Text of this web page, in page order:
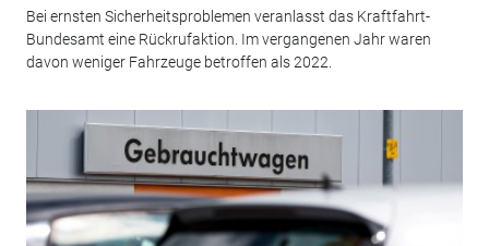
Bei ernsten Sicherheitsproblemen veranlasst das Kraftfahrt-
Bundesamt eine Rückrufaktion. Im vergangenen Jahr waren
davon weniger Fahrzeuge betroffen als 2022.